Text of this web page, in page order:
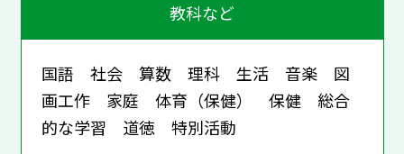
教科など
国語 社会 算数 理科 生活 音楽 図
画工作 家庭 体育（保健） 保健 総合
的な学習 道徳 特別活動